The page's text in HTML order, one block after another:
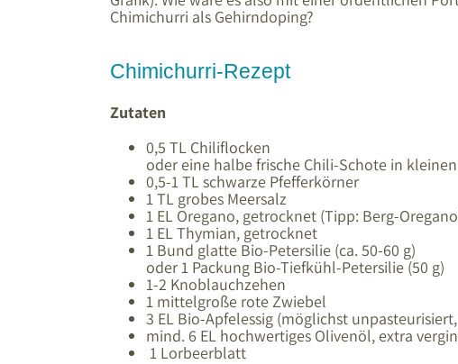
Chimichurri als Gehirndoping?
Chimichurri-Rezept
Zutaten
0,5 TL Chiliflocken
oder eine halbe frische Chili-Schote in
0,5-1 TL schwarze Pfefferkörner
1 TL grobes Meersalz
1 EL Oregano, getrocknet (Tipp: Berg-
1 EL Thymian, getrocknet
1 Bund glatte Bio-Petersilie (ca. 50-60 g)
oder 1 Packung Bio-Tiefkühl-Petersilie (50 g)
1-2 Knoblauchzehen
1 mittelgroße rote Zwiebel
3 EL Bio-Apfelessig (möglichst
mind. 6 EL hochwertiges Olivenöl, extra
1 Lorbeerblatt